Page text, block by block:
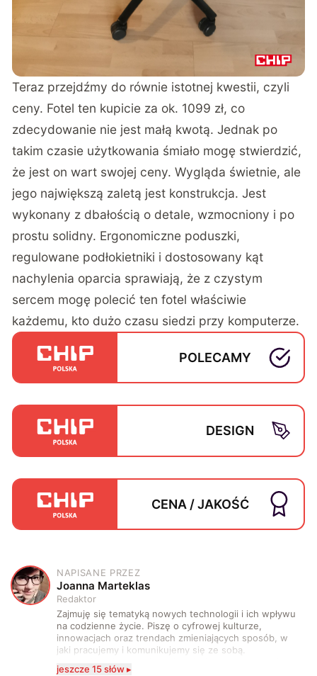
Teraz przejdźmy do równie istotnej kwestii, czyli
ceny. Fotel ten kupicie za ok. 1099 zł, co
zdecydowanie nie jest małą kwotą. Jednak po
takim czasie użytkowania śmiało mogę stwierdzić,
że jest on wart swojej ceny. Wygląda świetnie, ale
jego największą zaletą jest konstrukcja. Jest
wykonany z dbałością o detale, wzmocniony i po
prostu solidny. Ergonomiczne poduszki,
regulowane podłokietniki i dostosowany kąt
nachylenia oparcia sprawiają, że z czystym
sercem mogę polecić ten fotel właściwie
każdemu, kto dużo czasu siedzi przy komputerze.
POLECAMY
DESIGN
CENA / JAKOŚĆ
J
NAPISANE PRZEZ
Joanna Marteklas
Redaktor
Zajmuję się tematyką nowych technologii i ich wpływu
na codzienne życie. Piszę o cyfrowej kulturze,
innowacjach oraz trendach zmieniających sposób, w
jaki pracujemy i komunikujemy się ze sobą.
jeszcze 15 słów ▸